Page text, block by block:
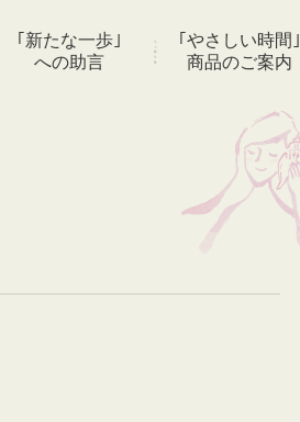
｢新たな一歩｣
への助言
｢やさしい時間｣
商品のご案内